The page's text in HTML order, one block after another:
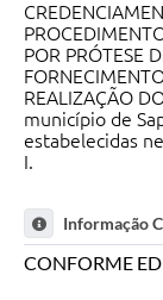
POR PRÓTESE
REALIZAÇÃO
município de
estabelecidas
I.
Informação
CONFORME